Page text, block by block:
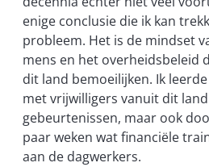
enige conclusie die ik kan
probleem. Het is de mindset
mens en het overheidsbeleid
dit land bemoeilijken. Ik
met vrijwilligers vanuit dit
gebeurtenissen, maar ook
paar weken wat financiële
aan de dagwerkers.